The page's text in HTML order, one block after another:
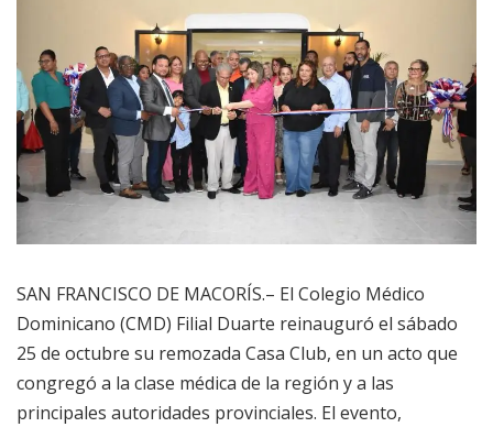
SAN FRANCISCO DE MACORÍS.– El Colegio Médico
Dominicano (CMD) Filial Duarte reinauguró el sábado
25 de octubre su remozada Casa Club, en un acto que
congregó a la clase médica de la región y a las
principales autoridades provinciales. El evento,